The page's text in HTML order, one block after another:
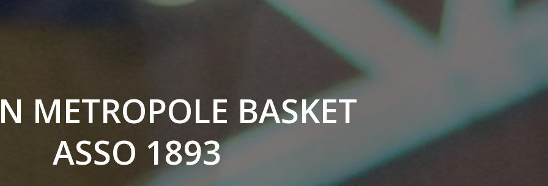
METROPOLE BASKET
ASSO 1893